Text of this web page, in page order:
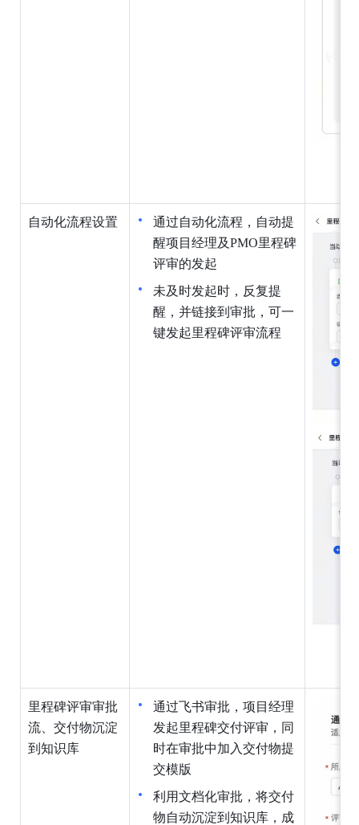
自动化流程设置
通过自动化流程，自动提
醒项目经理及PMO里程碑
评审的发起
未及时发起时，反复提
醒，并链接到审批，可一
键发起里程碑评审流程
里程碑评审审批
流、交付物沉淀
到知识库
通过飞书审批，项目经理
发起里程碑交付评审，同
时在审批中加入交付物提
交模版
利用文档化审批，将交付
物自动沉淀到知识库，成